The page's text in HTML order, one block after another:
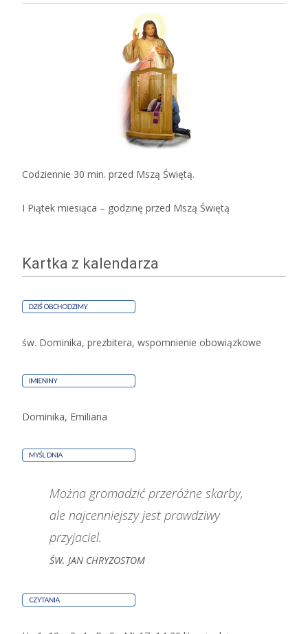
Codziennie 30 min. przed Mszą Świętą.
I Piątek miesiąca – godzinę przed Mszą Świętą
Kartka z kalendarza
św. Dominika, prezbitera, wspomnienie obowiązkowe
Dominika, Emiliana
Można gromadzić przeróżne skarby,
ale najcenniejszy jest prawdziwy
przyjaciel.
ŚW. JAN CHRYZOSTOM